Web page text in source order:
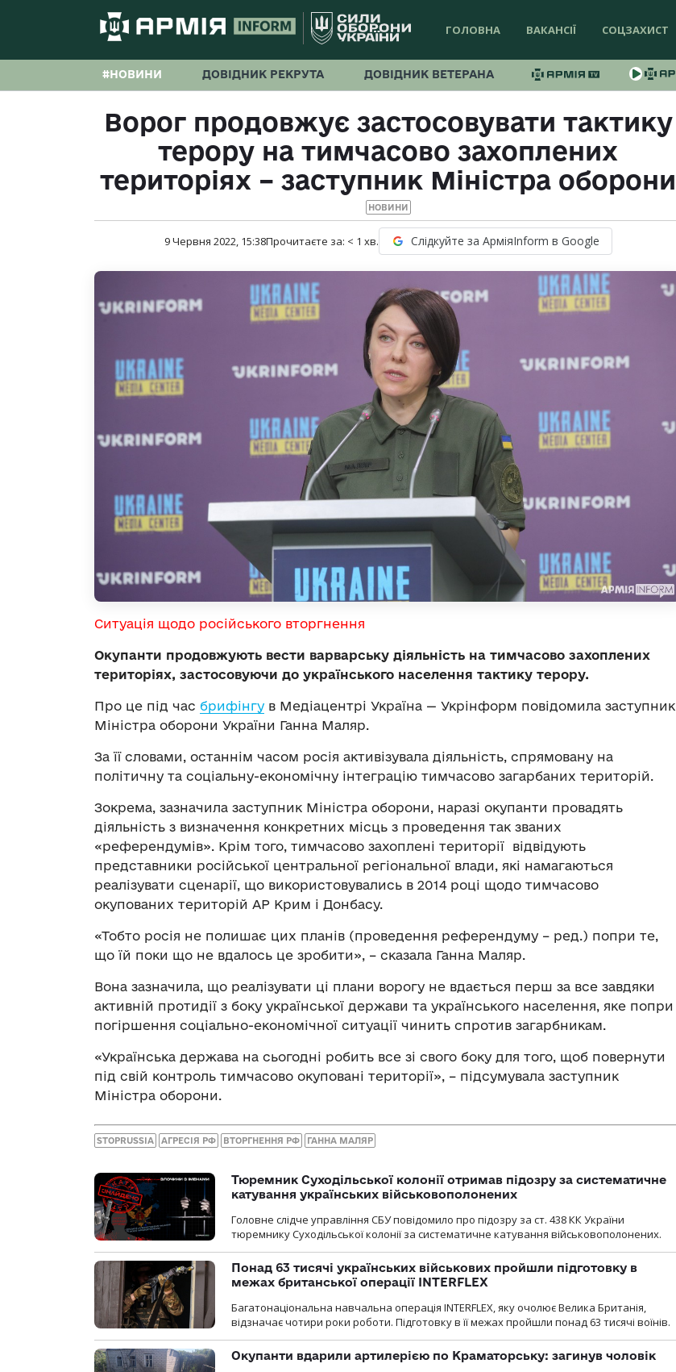
ГОЛОВНА ВАКАНСІЇ СОЦЗАХИСТ
#НОВИНИ ДОВІДНИК РЕКРУТА ДОВІДНИК ВЕТЕРАНА
Ворог продовжує застосовувати тактику
терору на тимчасово захоплених
територіях – заступник Міністра оборони
НОВИНИ
9 Червня 2022, 15:38Прочитаєте за: < 1 хв. Слідкуйте за АрміяInform в Google
Ситуація щодо російського вторгнення
Окупанти продовжують вести варварську діяльність на тимчасово захоплених
територіях, застосовуючи до українського населення тактику терору.
Про це під час брифінгу в Медіацентрі Україна — Укрінформ повідомила заступник
Міністра оборони України Ганна Маляр.
За її словами, останнім часом росія активізувала діяльність, спрямовану на
політичну та соціальну-економічну інтеграцію тимчасово загарбаних територій.
Зокрема, зазначила заступник Міністра оборони, наразі окупанти провадять
діяльність з визначення конкретних місць з проведення так званих
«референдумів». Крім того, тимчасово захоплені території відвідують
представники російської центральної регіональної влади, які намагаються
реалізувати сценарії, що використовувались в 2014 році щодо тимчасово
окупованих територій АР Крим і Донбасу.
«Тобто росія не полишає цих планів (проведення референдуму – ред.) попри те,
що їй поки що не вдалось це зробити», – сказала Ганна Маляр.
Вона зазначила, що реалізувати ці плани ворогу не вдається перш за все завдяки
активній протидії з боку української держави та українського населення, яке попри
погіршення соціально-економічної ситуації чинить спротив загарбникам.
«Українська держава на сьогодні робить все зі свого боку для того, щоб повернути
під свій контроль тимчасово окуповані території», – підсумувала заступник
Міністра оборони.
STOPRUSSIA АГРЕСІЯ РФ ВТОРГНЕННЯ РФ ГАННА МАЛЯР
Тюремник Суходільської колонії отримав підозру за систематичне
катування українських військовополонених
Головне слідче управління СБУ повідомило про підозру за ст. 438 КК України
тюремнику Суходільської колонії за систематичне катування військовополонених.
Понад 63 тисячі українських військових пройшли підготовку в
межах британської операції INTERFLEX
Багатонаціональна навчальна операція INTERFLEX, яку очолює Велика Британія,
відзначає чотири роки роботи. Підготовку в її межах пройшли понад 63 тисячі воїнів.
Окупанти вдарили артилерією по Краматорську: загинув чоловік